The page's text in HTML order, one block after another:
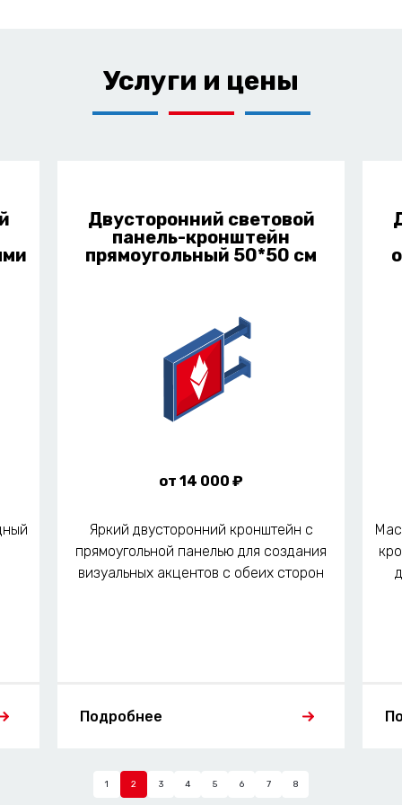
Услуги и цены
Двусторонний световой
панель-кронштейн
прямоугольный 50*50 см
от 14 000 ₽
Яркий двусторонний кронштейн с
прямоугольной панелью для создания
визуальных акцентов с обеих сторон
Подробнее
1 2 3 4 5 6 7 8